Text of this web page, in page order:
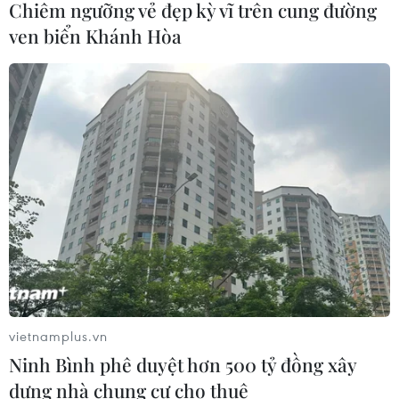
Malaysia tại ASEAN Cup 2026 trên
kênh nào?
01/08/2026 08:41
Đình Bắc gây thất vọng trước
Singapore, điều gì đang xảy ra với
tuyển Việt Nam?
01/08/2026 03:00
Xem thêm
CƠ QUAN CHỦ QUẢN: THÔNG TẤN XÃ VIỆT NAM
Chiêm ngưỡng vẻ đẹp kỳ vĩ trên cung đường
ven biển Khánh Hòa
vietnamplus.vn
Ninh Bình phê duyệt hơn 500 tỷ đồng xây
dựng nhà chung cư cho thuê